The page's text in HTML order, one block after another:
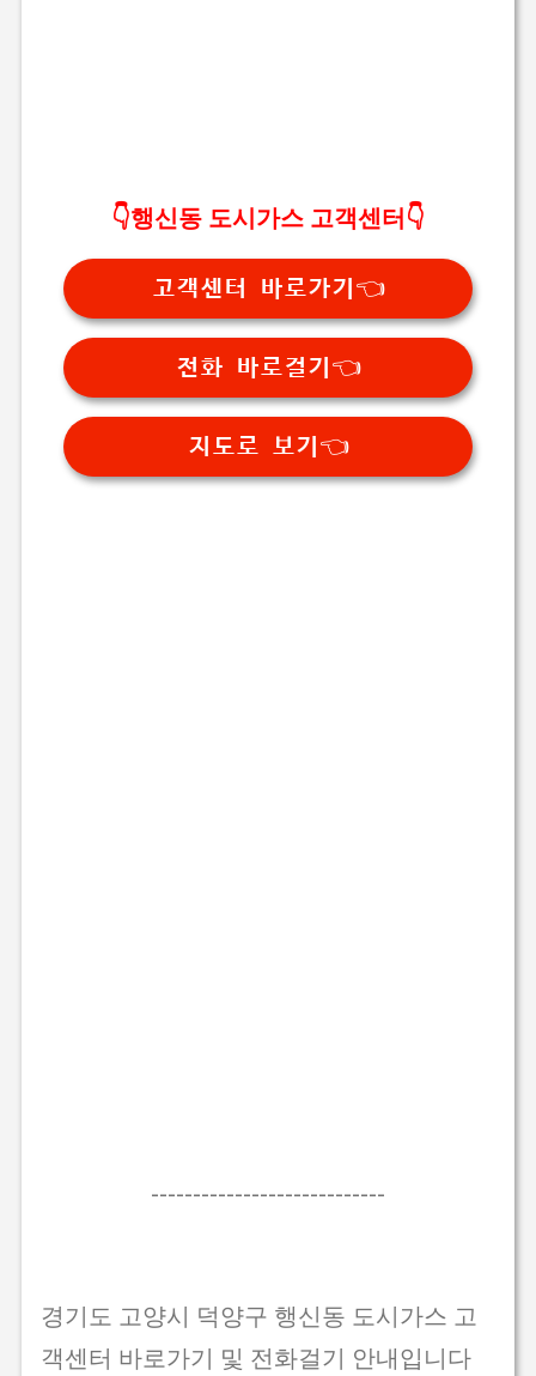
👇행신동 도시가스 고객센터👇
고객센터 바로가기👈
전화 바로걸기👈
지도로 보기👈
----------------------------
경기도 고양시 덕양구 행신동 도시가스 고
객센터 바로가기 및 전화걸기 안내입니다